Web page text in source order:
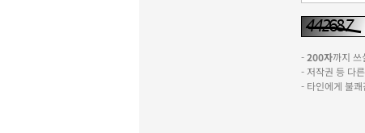
-200자까지
- 저작권 등 다
- 타인에게 불